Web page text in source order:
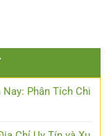
Phân Tích Chi